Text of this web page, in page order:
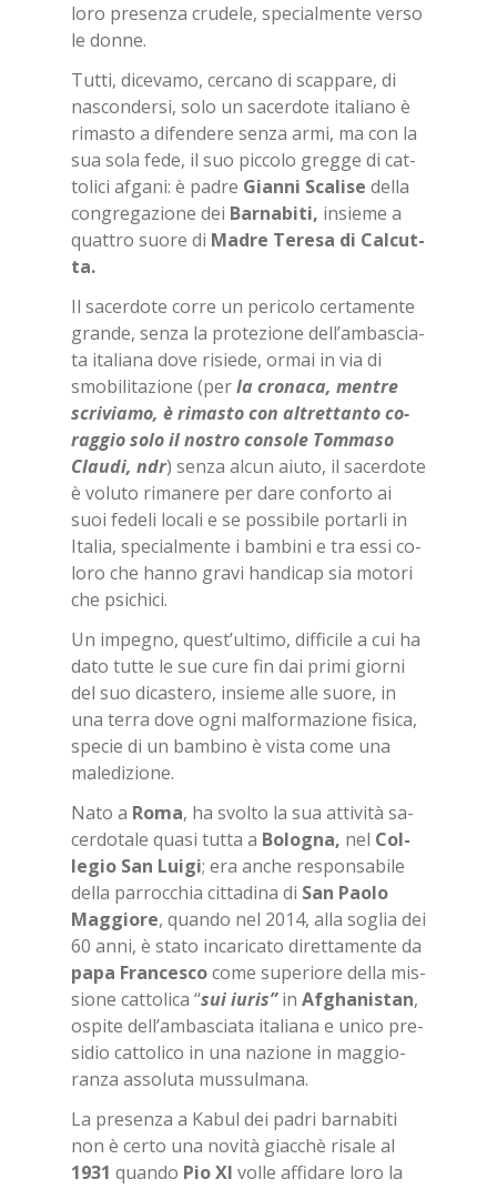
loro pre­sen­za cru­de­le, spe­cial­men­te ver­so
le don­ne.
Tut­ti, di­ce­va­mo, cer­ca­no di scap­pa­re, di
na­scon­der­si, solo un sa­cer­do­te ita­lia­no è
ri­ma­sto a di­fen­de­re sen­za armi, ma con la
sua sola fede, il suo pic­co­lo greg­ge di cat­
to­li­ci af­ga­ni: è pa­dre Gian­ni Sca­li­se del­la
con­gre­ga­zio­ne dei Bar­na­bi­ti, in­sie­me a
quat­tro suo­re di Ma­dre Te­re­sa di Cal­cut­
ta.
Il sa­cer­do­te cor­re un pe­ri­co­lo cer­ta­men­te
gran­de, sen­za la pro­te­zio­ne del­l’am­ba­scia­
ta ita­lia­na dove ri­sie­de, or­mai in via di
smo­bi­li­ta­zio­ne (perla cro­na­ca, men­tre
scri­via­mo, è ri­ma­sto con al­tret­tan­to co­
rag­gio solo il no­stro con­so­le Tom­ma­so
Clau­di, ndr) sen­za al­cun aiu­to, il sa­cer­do­te
è vo­lu­to ri­ma­ne­re per dare con­for­to ai
suoi fe­de­li lo­ca­li e se pos­si­bi­le por­tar­li in
Ita­lia, spe­cial­men­te i bam­bi­ni e tra essi co­
lo­ro che han­no gra­vi han­di­cap sia mo­to­ri
che psi­chi­ci.
Un im­pe­gno, que­st’ul­ti­mo, dif­fi­ci­le a cui ha
dato tut­te le sue cure fin dai pri­mi gior­ni
del suo di­ca­ste­ro, in­sie­me alle suo­re, in
una ter­ra dove ogni mal­for­ma­zio­ne fi­si­ca,
spe­cie di un bam­bi­no è vi­sta come una
ma­le­di­zio­ne.
Nato a Roma, ha svol­to la sua at­ti­vi­tà sa­
cer­do­ta­le qua­si tut­ta a Bo­lo­gna, nel Col­
le­gio San Lui­gi; era an­che re­spon­sa­bi­le
del­la par­roc­chia cit­ta­di­na di San Pao­lo
Mag­gio­re, quan­do nel 2014, alla so­glia dei
60 anni, è sta­to in­ca­ri­ca­to di­ret­ta­men­te da
papa Fran­ce­scocome su­pe­rio­re del­la mis­
sio­ne cat­to­li­ca “sui iu­ris”in Af­gha­ni­stan,
ospi­te del­l’am­ba­scia­ta ita­lia­na e uni­co pre­
si­dio cat­to­li­co in una na­zio­ne in mag­gio­
ran­za as­so­lu­ta mus­sul­ma­na.
La pre­sen­za a Ka­bul dei pa­dri bar­na­bi­ti
non è cer­to una no­vi­tà giac­chè ri­sa­le al
1931 quan­do Pio XI vol­le af­fi­da­re loro la